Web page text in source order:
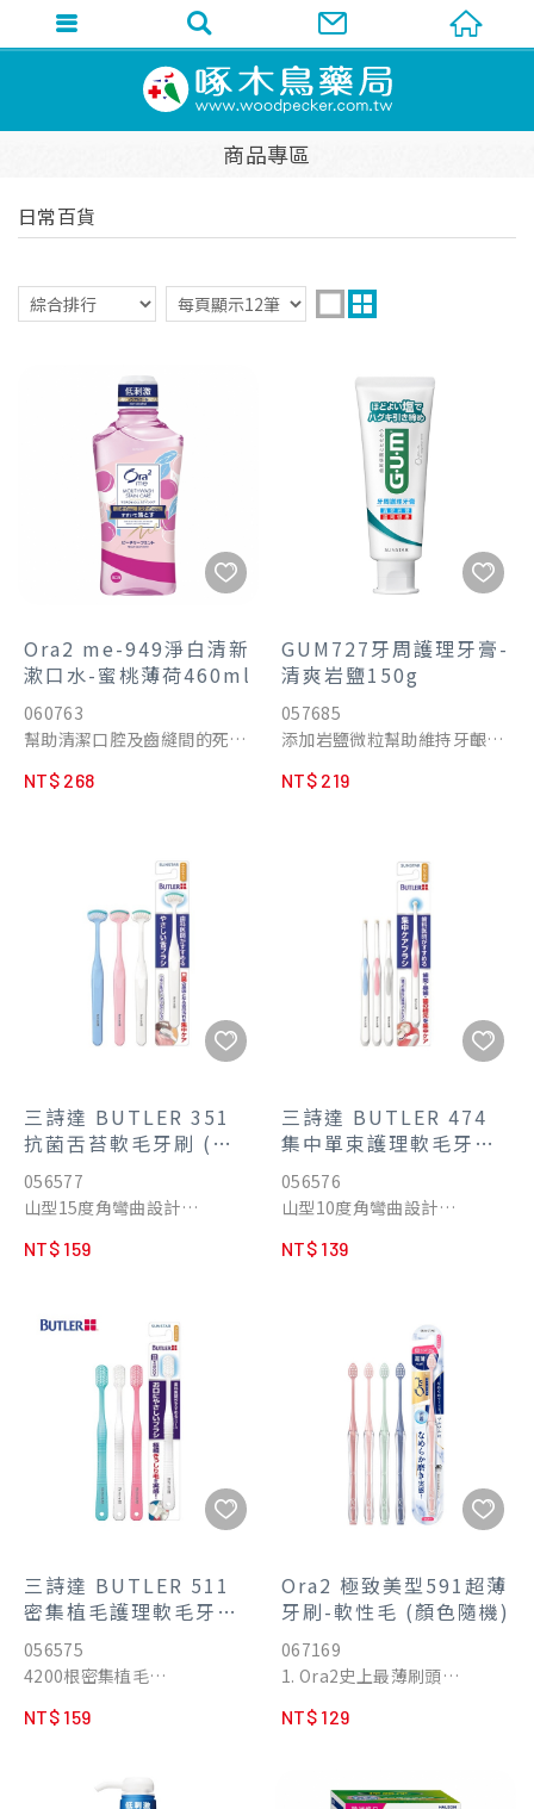
商品專區
日常百貨
Ora2 me-949淨白清新
漱口水-蜜桃薄荷460ml
060763
幫助清潔口腔及齒縫間的死角
合天天使用
雙重吸附口臭成分及幫助減少
齒漬附著的成分，讓齒漬不易
附著，維持牙齒潔白與保持口
NT$ 268
GUM727牙周護理牙膏-
清爽岩鹽150g
057685
添加岩鹽微粒幫助維持牙齦健
NT$ 219
三詩達 BUTLER 351
抗菌舌苔軟毛牙刷 (顏
色隨機)
056577
山型15度角彎曲設計
柔軟刷毛溫和型舌苔刷
NT$ 159
三詩達 BUTLER 474
集中單束護理軟毛牙刷
(顏色隨機)
056576
山型10度角彎曲設計
咬合面、牙根齒間溫和清潔
NT$ 139
三詩達 BUTLER 511
密集植毛護理軟毛牙刷
(顏色隨機)
056575
4200根密集植毛
不刺激的纖柔極細毛
NT$ 159
Ora2 極致美型591超薄
牙刷-軟性毛 (顏色隨機)
067169
1. Ora2史上最薄刷頭
2. 濃密刷毛緊密貼合牙齒，去
NT$ 129